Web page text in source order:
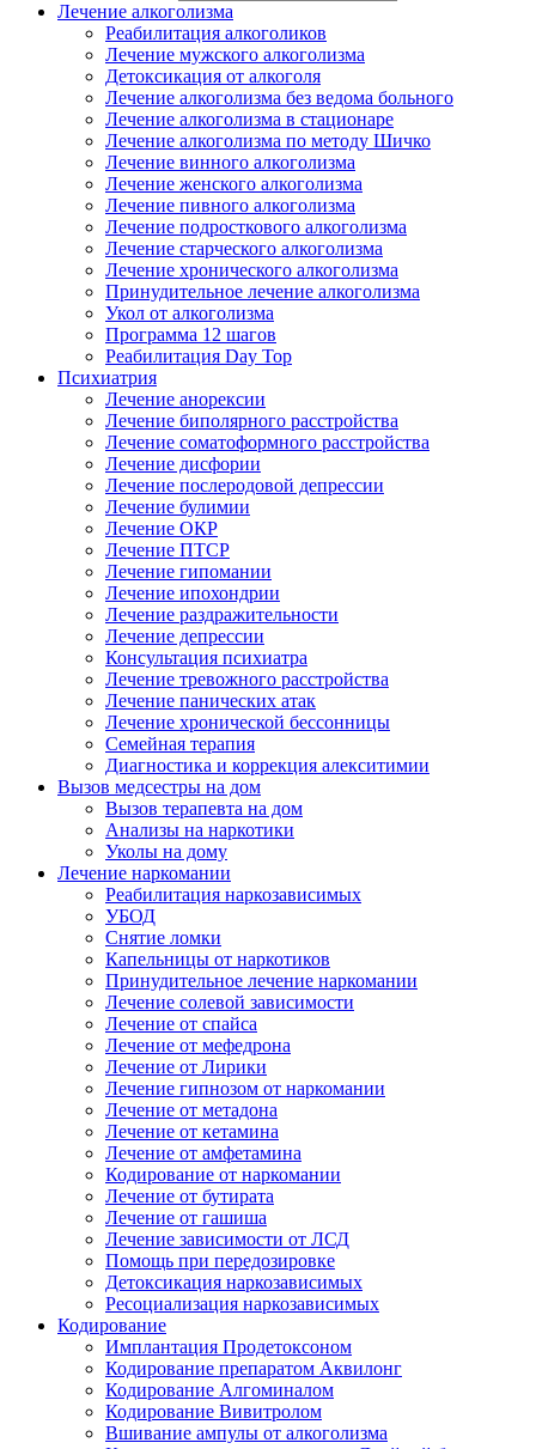
Лечение алкоголизма
Реабилитация алкоголиков
Лечение мужского алкоголизма
Детоксикация от алкоголя
Лечение алкоголизма без ведома больного
Лечение алкоголизма в стационаре
Лечение алкоголизма по методу Шичко
Лечение винного алкоголизма
Лечение женского алкоголизма
Лечение пивного алкоголизма
Лечение подросткового алкоголизма
Лечение старческого алкоголизма
Лечение хронического алкоголизма
Принудительное лечение алкоголизма
Укол от алкоголизма
Программа 12 шагов
Реабилитация Day Top
Психиатрия
Лечение анорексии
Лечение биполярного расстройства
Лечение соматоформного расстройства
Лечение дисфории
Лечение послеродовой депрессии
Лечение булимии
Лечение ОКР
Лечение ПТСР
Лечение гипомании
Лечение ипохондрии
Лечение раздражительности
Лечение депрессии
Консультация психиатра
Лечение тревожного расстройства
Лечение панических атак
Лечение хронической бессонницы
Семейная терапия
Диагностика и коррекция алекситимии
Вызов медсестры на дом
Вызов терапевта на дом
Анализы на наркотики
Уколы на дому
Лечение наркомании
Реабилитация наркозависимых
УБОД
Снятие ломки
Капельницы от наркотиков
Принудительное лечение наркомании
Лечение солевой зависимости
Лечение от спайса
Лечение от мефедрона
Лечение от Лирики
Лечение гипнозом от наркомании
Лечение от метадона
Лечение от кетамина
Лечение от амфетамина
Кодирование от наркомании
Лечение от бутирата
Лечение от гашиша
Лечение зависимости от ЛСД
Помощь при передозировке
Детоксикация наркозависимых
Ресоциализация наркозависимых
Кодирование
Имплантация Продетоксоном
Кодирование препаратом Аквилонг
Кодирование Алгоминалом
Кодирование Вивитролом
Вшивание ампулы от алкоголизма